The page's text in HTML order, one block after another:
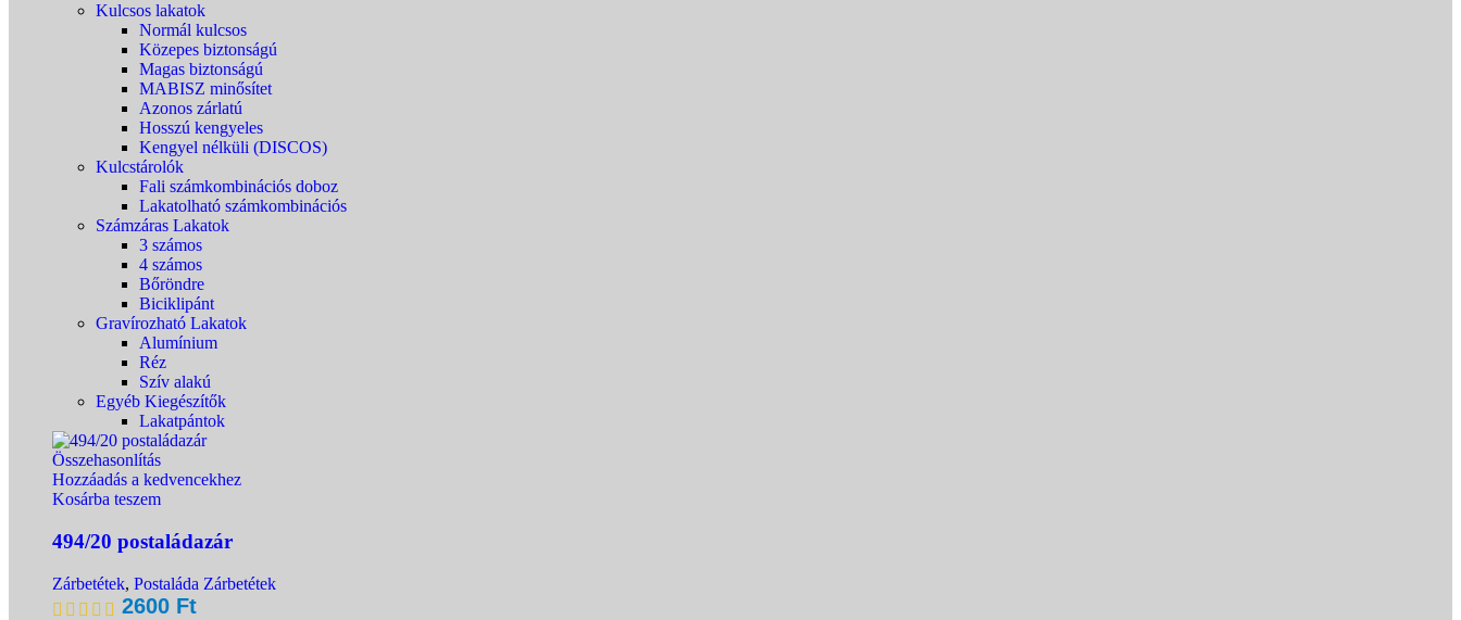
Kulcsos lakatok
Normál kulcsos
Közepes biztonságú
Magas biztonságú
MABISZ minősítet
Azonos zárlatú
Hosszú kengyeles
Kengyel nélküli (DISCOS)
Kulcstárolók
Fali számkombinációs doboz
Lakatolható számkombinációs
Számzáras Lakatok
3 számos
4 számos
Bőröndre
Biciklipánt
Gravírozható Lakatok
Alumínium
Réz
Szív alakú
Egyéb Kiegészítők
Lakatpántok
Összehasonlítás
Hozzáadás a kedvencekhez
Kosárba teszem
494/20 postaládazár
Zárbetétek, Postaláda Zárbetétek
2600 Ft